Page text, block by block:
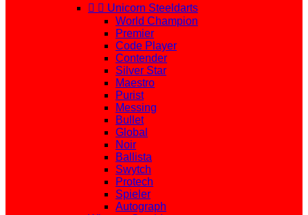
  Unicorn Steeldarts
World Champion
Premier
Code Player
Contender
Silver Star
Maestro
Purist
Messing
Bullet
Global
Noir
Ballista
Swytch
Protech
Spieler
Autograph